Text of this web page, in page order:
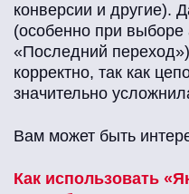
конверсии и другие).
(особенно при выборе
«Последний
корректно, так как
значительно
Вам может быть
Как использовать